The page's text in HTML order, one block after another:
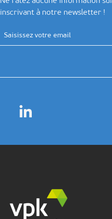
inscrivant à notre newsletter !